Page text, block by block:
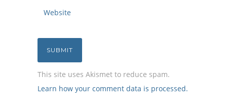
This site uses Akismet to reduce spam.
Learn how your comment data is processed.